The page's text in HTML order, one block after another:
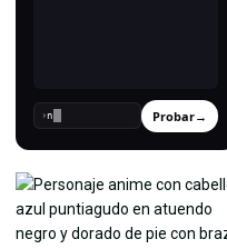
› Probar→